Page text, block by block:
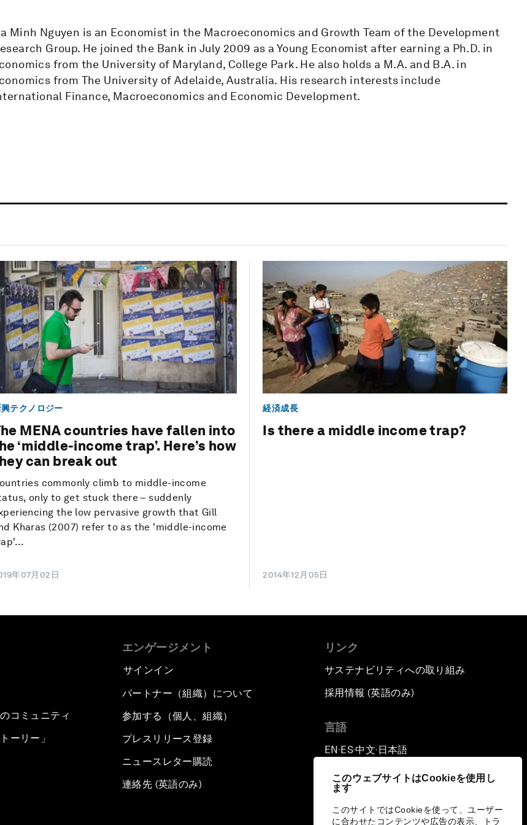
このウェブサイトはCookieを使用し
ます
このサイトではCookieを使って、ユーザー
に合わせたコンテンツや広告の表示、トラ
Minh Nguyen is an Economist in the Macroeconomics and Growth Team of the Development
Group. He joined the Bank in July 2009 as a Young Economist after earning a Ph.D. in
from the University of Maryland, College Park. He also holds a M.A. and B.A. in
from The University of Adelaide, Australia. His research interests include
Finance, Macroeconomics and Economic Development.
興テクノロジー
MENA countries have fallen into
‘middle-income trap’. Here’s how
can break out
commonly climb to middle-income
only to get stuck there – suddenly
the low pervasive growth that Gill
Kharas (2007) refer to as the 'middle-income
年07月02日
経済成長
Is there a middle income trap?
2014年12月05日
コミュニティ
ーリー」
エンゲージメント
サインイン
パートナー（組織）について
参加する（個人、組織）
プレスリリース登録
ニュースレター購読
連絡先 (英語のみ)
リンク
サステナビリティへの取り組み
採用情報 (英語のみ)
言語
EN ▪ ES▪中文▪ 日本語